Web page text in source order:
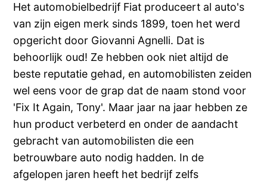
Het automobielbedrijf Fiat produceert al auto's
van zijn eigen merk sinds 1899, toen het werd
opgericht door Giovanni Agnelli. Dat is
behoorlijk oud! Ze hebben ook niet altijd de
beste reputatie gehad, en automobilisten zeiden
wel eens voor de grap dat de naam stond voor
'Fix It Again, Tony'. Maar jaar na jaar hebben ze
hun product verbeterd en onder de aandacht
gebracht van automobilisten die een
betrouwbare auto nodig hadden. In de
afgelopen jaren heeft het bedrijf zelfs